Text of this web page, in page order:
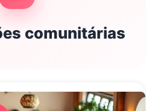
comunitárias